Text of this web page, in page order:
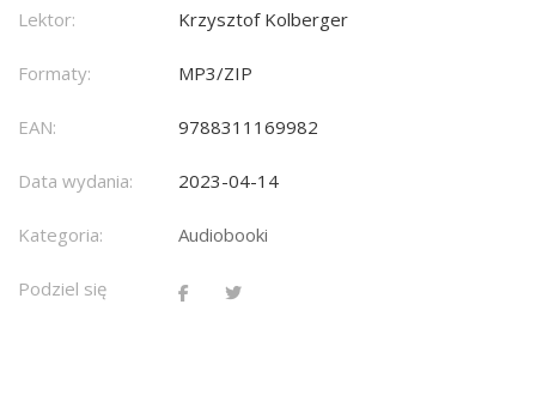
Lektor: Krzysztof Kolberger
Formaty: MP3/ZIP
EAN: 9788311169982
Data wydania: 2023-04-14
Kategoria: Audiobooki
Podziel się